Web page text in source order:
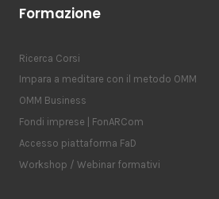
Formazione
Ricerca Corsi
Impara a meditare con il metodo OMM
OMM Business
Fondi imprese | FonARCom
Accesso piattaforma FaD
Workshop / Webinar formativi